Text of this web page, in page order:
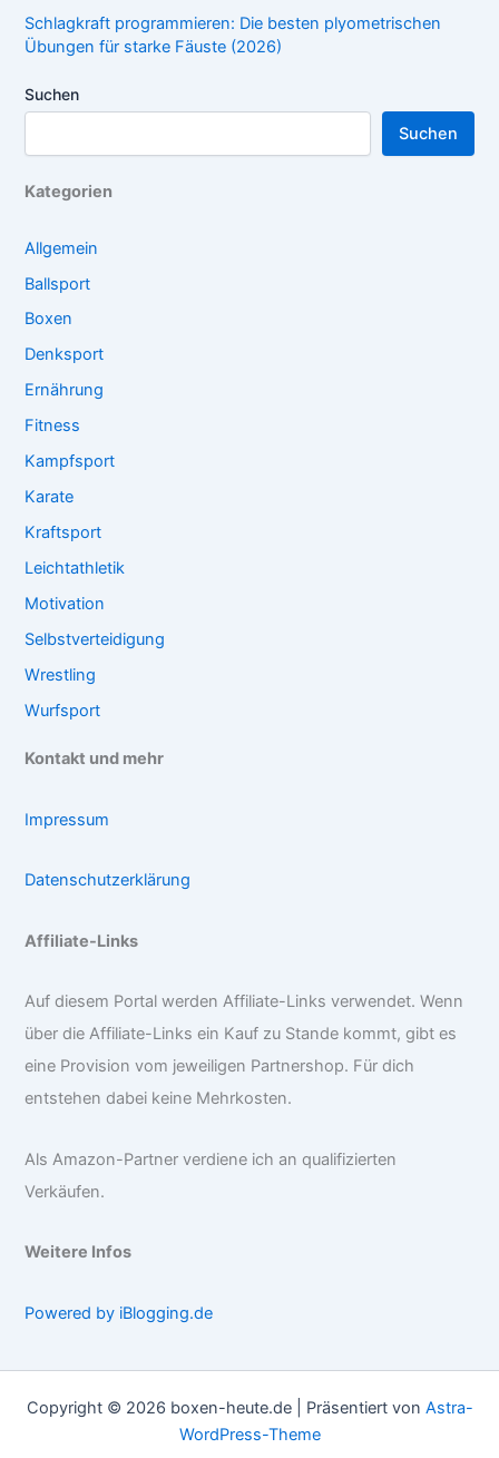
Schlagkraft programmieren: Die besten plyometrischen
Übungen für starke Fäuste (2026)
Suchen
Suchen
Kategorien
Allgemein
Ballsport
Boxen
Denksport
Ernährung
Fitness
Kampfsport
Karate
Kraftsport
Leichtathletik
Motivation
Selbstverteidigung
Wrestling
Wurfsport
Kontakt und mehr
Impressum
Datenschutzerklärung
Affiliate-Links
Auf diesem Portal werden Affiliate-Links verwendet. Wenn
über die Affiliate-Links ein Kauf zu Stande kommt, gibt es
eine Provision vom jeweiligen Partnershop. Für dich
entstehen dabei keine Mehrkosten.
Als Amazon-Partner verdiene ich an qualifizierten
Verkäufen.
Weitere Infos
Powered by iBlogging.de
Copyright © 2026 boxen-heute.de | Präsentiert von Astra-
WordPress-Theme